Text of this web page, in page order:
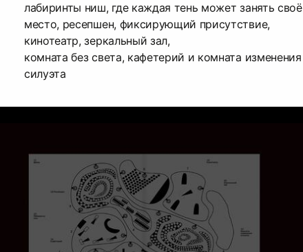
лабиринты ниш, где каждая тень может занять своё
место, ресепшен, фиксирующий присутствие,
кинотеатр, зеркальный зал,
комната без света, кафетерий и комната изменения
силуэта